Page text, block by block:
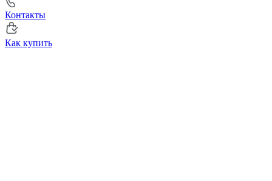
Контакты
Как купить